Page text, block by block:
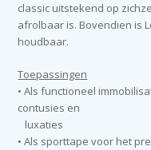
classic uitstekend op
afrolbaar is. Bovendien is
houdbaar.
Toepassingen
• Als functioneel
contusies en
luxaties
• Als sporttape voor het